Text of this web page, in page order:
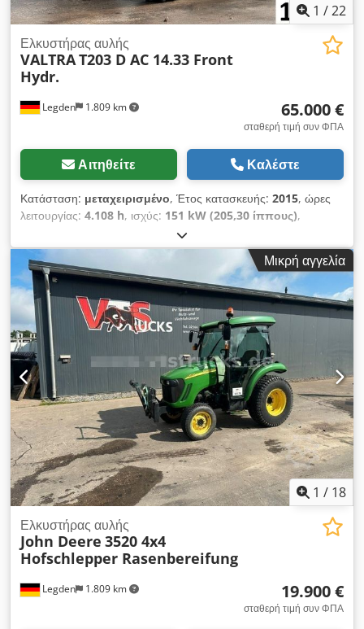
1 /22
Legden 1.809 km
Ελκυστήρας αυλής
VALTRAT203 D AC 14.33 Front
Hydr.
65.000 €
σταθερή τιμή συν ΦΠΑ
Αιτηθείτε Καλέστε
Κατάσταση: μεταχειρισμένο, Έτος κατασκευής: 2015, ώρες
λειτουργίας: 4.108 h, ισχύς: 151 kW (205,30 ίππους),
καμπίνα, κλιματισμός, τετρακίνηση
Μικρή αγγελία
1 / 18
Legden 1.809 km
Ελκυστήρας αυλής
John Deere 3520 4x4
Hofschlepper Rasenbereifung
19.900 €
σταθερή τιμή συν ΦΠΑ